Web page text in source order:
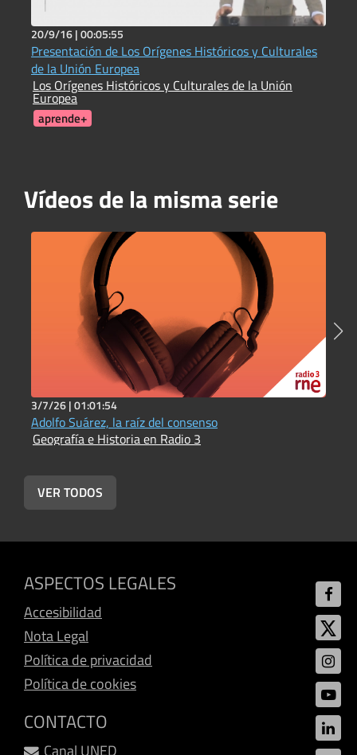
20/9/16 |00:05:55
Presentación de Los Orígenes Históricos y Culturales
de la Unión Europea
Los Orígenes Históricos y Culturales de la Unión
Europea
aprende+
Vídeos de la misma serie
3/7/26 |01:01:54
Adolfo Suárez, la raíz del consenso
Geografía e Historia en Radio 3
VER TODOS
ASPECTOS LEGALES
Accesibilidad
Nota Legal
Política de privacidad
Política de cookies
CONTACTO
Canal UNED